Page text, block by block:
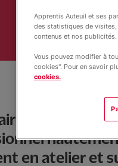
de ce Brevet
en atelier et
Apprentis Auteuil et ses
des statistiques de visites,
contenus et nos publicités.
Vous pouvez modifier à
cookies". Pour en savoir
cookies.